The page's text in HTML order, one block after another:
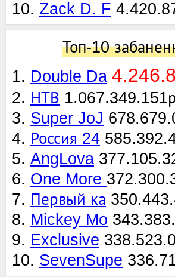
10. Zack D. F
Топ-10
1. Double Da
2. НТВ
3. Super JoJ
4. Россия 24
5. AngLova
6. One More
7. Первый ка
8. Mickey Mo
9. Exclusive
10. SevenSupe